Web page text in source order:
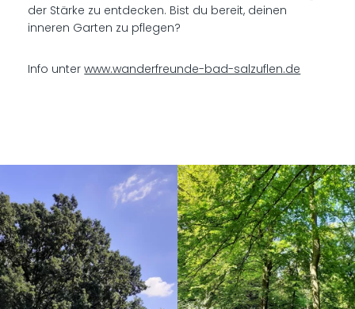
der Stärke zu entdecken. Bist du bereit, deinen
inneren Garten zu pflegen?
Info unterwww.wanderfreunde-bad-salzuflen.de